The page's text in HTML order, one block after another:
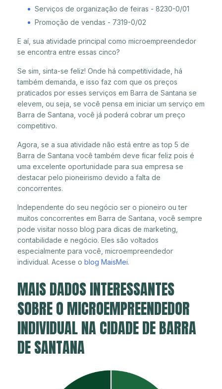
Serviços de organização de feiras - 8230-0/01
Promoção de vendas - 7319-0/02
E aí, sua atividade principal como microempreendedor
se encontra entre essas cinco?
Se sim, sinta-se feliz! Onde há competitividade, há
também demanda, e isso faz com que os preços
praticados por esses serviços em Barra de Santana se
elevem, ou seja, se você pensa em iniciar um serviço em
Barra de Santana, você já poderá cobrar um preço
competitivo.
Agora, se a sua atividade não está entre as top 5 de
Barra de Santana você também deve ficar feliz pois é
uma excelente oportunidade para sua empresa se
destacar pelo pioneirismo devido a falta de
concorrentes.
Independente do seu negócio ser o pioneiro ou ter
muitos concorrentes em Barra de Santana, você sempre
pode visitar nosso blog para dicas de marketing,
contabilidade e negócio. Eles são voltados
especialmente para você, microempreendedor
individual. Acesse o blog MaisMei.
MAIS DADOS INTERESSANTES
SOBRE O MICROEMPREENDEDOR
INDIVIDUAL NA CIDADE DE BARRA
DE SANTANA